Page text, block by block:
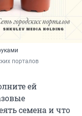
порталов
ей
семена и что